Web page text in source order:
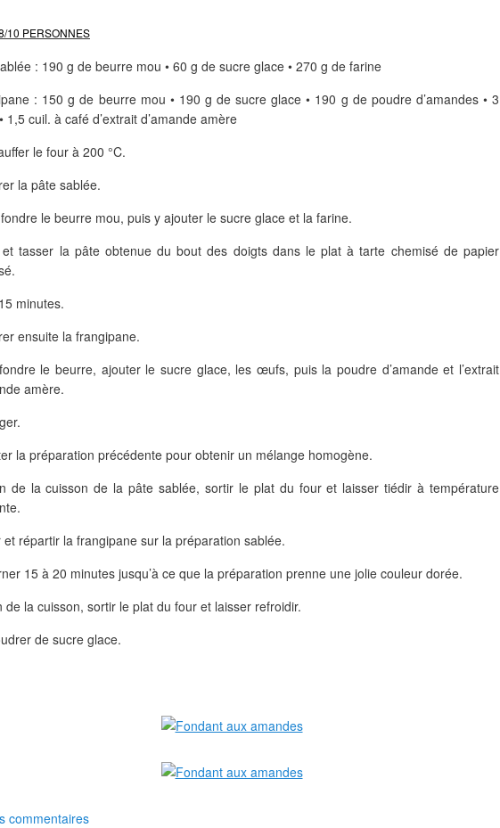
10 PERSONNES
: 190 g de beurre mou • 60 g de sucre glace • 270 g de farine
: 150 g de beurre mou • 190 g de sucre glace • 190 g de poudre d’amandes • 3
1,5 cuil. à café d’extrait d’amande amère
le four à 200 °C.
la pâte sablée.
le beurre mou, puis y ajouter le sucre glace et la farine.
et tasser la pâte obtenue du bout des doigts dans le plat à tarte chemisé de papier
minutes.
ensuite la frangipane.
le beurre, ajouter le sucre glace, les œufs, puis la poudre d’amande et l’extrait
amère.
la préparation précédente pour obtenir un mélange homogène.
de la cuisson de la pâte sablée, sortir le plat du four et laisser tiédir à température
et répartir la frangipane sur la préparation sablée.
15 à 20 minutes jusqu’à ce que la préparation prenne une jolie couleur dorée.
de la cuisson, sortir le plat du four et laisser refroidir.
de sucre glace.
commentaires